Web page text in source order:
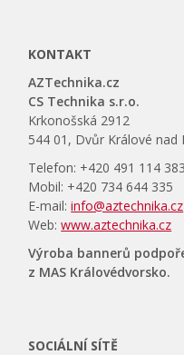
KONTAKT
AZTechnika.cz
CS Technika s.r.o.
Krkonošská 2912
544 01, Dvůr Králové nad
Telefon: +420 491 114 383
Mobil: +420 734 644 335
E-mail:info@aztechnika.cz
Web:www.aztechnika.cz
Výroba bannerů
z MAS Královédvorsko.
SOCIÁLNÍ SÍTĚ